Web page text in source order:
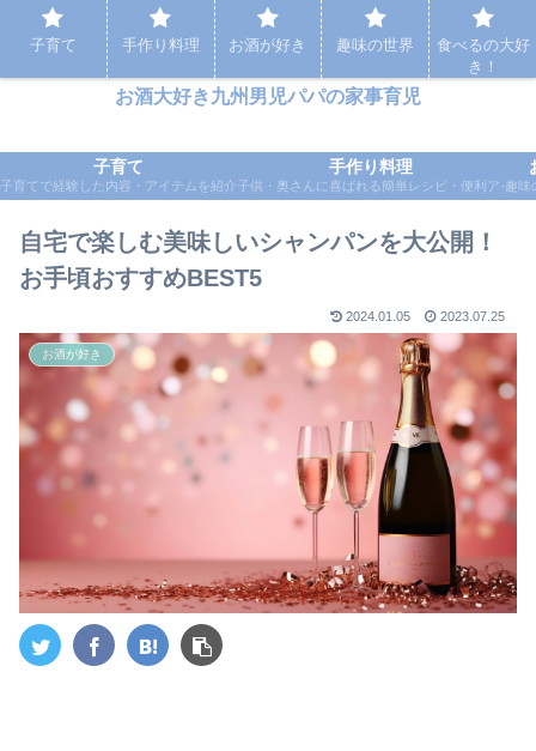
パパの家事育児など実体験をもとに応援するブログ
お酒大好き九州男児パパの家事育児
子育て
子育てで経験した内容・アイテムを紹介
手作り料理
子供・奥さんに喜ばれる簡単レシピ・便利アイテ
趣味
自宅で楽しむ美味しいシャンパンを大公開！
お手頃おすすめBEST5
2024.01.05 2023.07.25
お酒が好き
子育て 手作り料理 お酒が好き 趣味の世界
食べるの大好
き！